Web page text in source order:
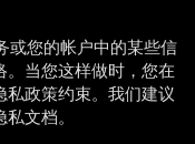
或您的帐户中的某些信
。当您这样做时，您在
私政策约束。我们建议
文档。